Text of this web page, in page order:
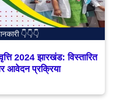
👇👇👇
2024 झारखंड: विस्तारित
आवेदन प्रक्रिया